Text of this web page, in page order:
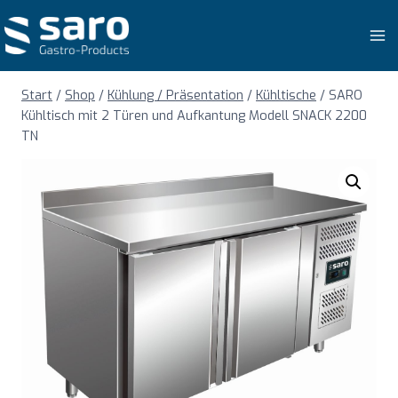
Inhalt
springen
Start / Shop / Kühlung / Präsentation / Kühltische / SARO
Kühltisch mit 2 Türen und Aufkantung Modell SNACK 2200
TN